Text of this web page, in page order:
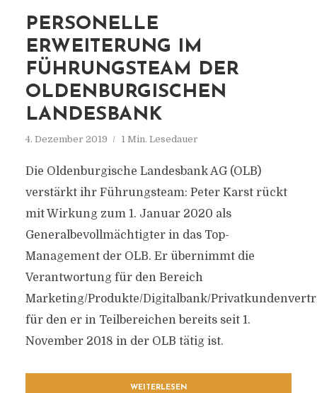
PERSONELLE
ERWEITERUNG IM
FÜHRUNGSTEAM DER
OLDENBURGISCHEN
LANDESBANK
4. Dezember 2019 1 Min. Lesedauer
Die Oldenburgische Landesbank AG (OLB)
verstärkt ihr Führungsteam: Peter Karst rückt
mit Wirkung zum 1. Januar 2020 als
Generalbevollmächtigter in das Top-
Management der OLB. Er übernimmt die
Verantwortung für den Bereich
Marketing/Produkte/Digitalbank/
für den er in Teilbereichen bereits seit 1.
November 2018 in der OLB tätig ist.
WEITERLESEN